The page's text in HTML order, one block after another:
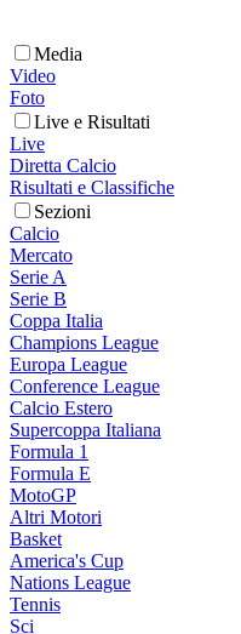
Media
Video
Foto
Live e Risultati
Live
Diretta Calcio
Risultati e Classifiche
Sezioni
Calcio
Mercato
Serie A
Serie B
Coppa Italia
Champions League
Europa League
Conference League
Calcio Estero
Supercoppa Italiana
Formula 1
Formula E
MotoGP
Altri Motori
Basket
America's Cup
Nations League
Tennis
Sci